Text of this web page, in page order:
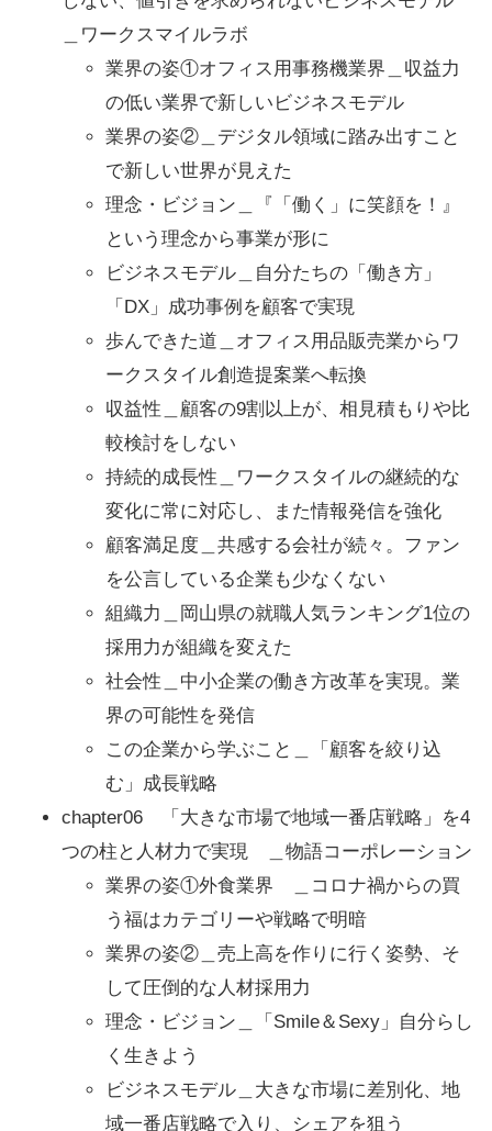
＿ワークスマイルラボ
業界の姿①オフィス用事務機業界＿収益力
の低い業界で新しいビジネスモデル
業界の姿②＿デジタル領域に踏み出すこと
で新しい世界が見えた
理念・ビジョン＿『「働く」に笑顔を！』
という理念から事業が形に
ビジネスモデル＿自分たちの「働き方」
「DX」成功事例を顧客で実現
歩んできた道＿オフィス用品販売業からワ
ークスタイル創造提案業へ転換
収益性＿顧客の9割以上が、相見積もりや比
較検討をしない
持続的成長性＿ワークスタイルの継続的な
変化に常に対応し、また情報発信を強化
顧客満足度＿共感する会社が続々。ファン
を公言している企業も少なくない
組織力＿岡山県の就職人気ランキング1位の
採用力が組織を変えた
社会性＿中小企業の働き方改革を実現。業
界の可能性を発信
この企業から学ぶこと＿「顧客を絞り込
む」成長戦略
chapter06 「大きな市場で地域一番店戦略」を4
つの柱と人材力で実現 ＿物語コーポレーション
業界の姿①外食業界 ＿コロナ禍からの買
う福はカテゴリーや戦略で明暗
業界の姿②＿売上高を作りに行く姿勢、そ
して圧倒的な人材採用力
理念・ビジョン＿「Smile＆Sexy」自分らし
く生きよう
ビジネスモデル＿大きな市場に差別化、地
域一番店戦略で入り、シェアを狙う